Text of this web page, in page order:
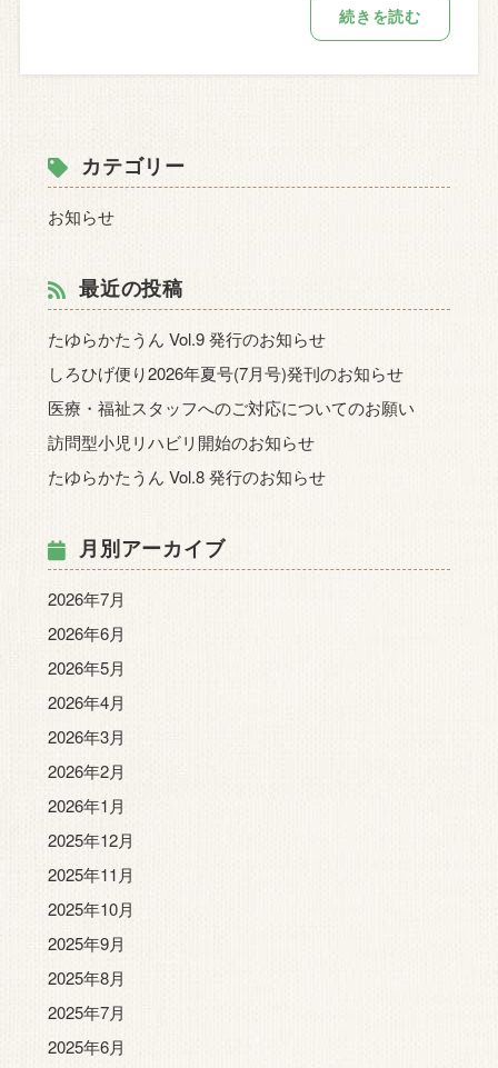
続きを読む
カテゴリー
お知らせ
最近の投稿
たゆらかたうん Vol.9 発行のお知らせ
しろひげ便り2026年夏号(7月号)発刊のお知らせ
医療・福祉スタッフへのご対応についてのお願い
訪問型小児リハビリ開始のお知らせ
たゆらかたうん Vol.8 発行のお知らせ
月別アーカイブ
2026年7月
2026年6月
2026年5月
2026年4月
2026年3月
2026年2月
2026年1月
2025年12月
2025年11月
2025年10月
2025年9月
2025年8月
2025年7月
2025年6月